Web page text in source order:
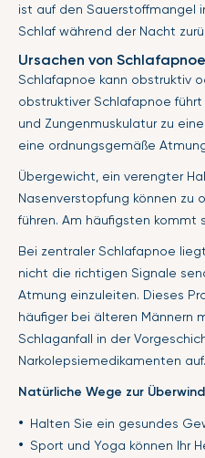
ist auf den Sauerstoffmangel
Schlaf während der Nacht
Ursachen von Schlafapnoe
Schlafapnoe kann obstruktiv
obstruktiver Schlafapnoe
und Zungenmuskulatur zu
eine ordnungsgemäße
Übergewicht, ein verengter
Nasenverstopfung können zu
führen. Am häufigsten kommt
Bei zentraler Schlafapnoe
nicht die richtigen Signale
Atmung einzuleiten. Dieses
häufiger bei älteren Männern
Schlaganfall in der
Narkolepsiemedikamenten auf.
Natürliche Wege zur
Halten Sie ein gesundes
Sport und Yoga können Ihr